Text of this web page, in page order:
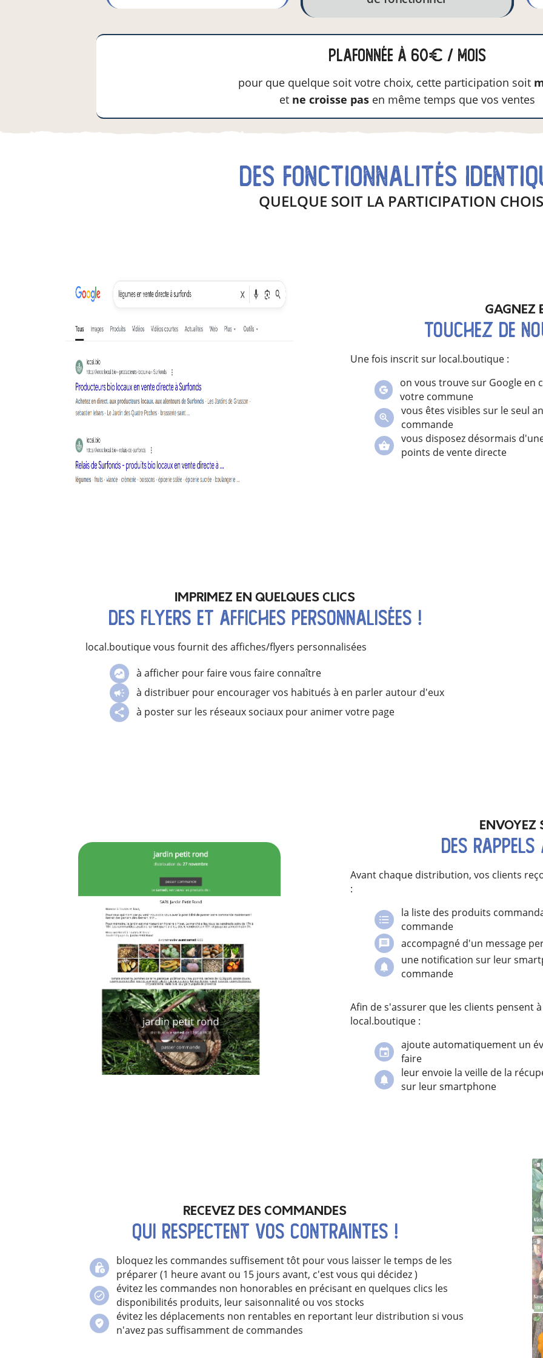
plafonnée à 60€ / mois
pour que quelque soit votre choix, cette participation soit
et ne croisse pas en même temps que vos ventes
des fonctionnalités
QUELQUE SOIT LA PARTICIPATION
GAGNEZ
touchez de
Une fois inscrit sur local.boutique :
on vous trouve sur Google
votre commune
vous êtes visibles sur le seul
commande
vous disposez désormais
points de vente directe
IMPRIMEZ EN QUELQUES CLICS
des flyers et affiches personnalisées !
local.boutique vous fournit des affiches/flyers personnalisées
à afficher pour faire vous faire connaître
à distribuer pour encourager vos habitués à en parler autour d'eux
à poster sur les réseaux sociaux pour animer votre page
ENVOYEZ
des
Avant chaque distribution, vos clients
:
la liste des produits
commande
accompagné d'un message
une notification sur leur
commande
Afin de s'assurer que les clients pensent
local.boutique :
ajoute automatiquement un
faire
leur envoie la veille de la
sur leur smartphone
RECEVEZ DES COMMANDES
qui respectent vos contraintes !
bloquez les commandes suffisement tôt pourvous laisser le temps de les
préparer (1 heure avant ou 15 jours avant, c'estvous qui décidez)
évitez les commandes non honorables en précisant en quelques clics les
disponibilités produits, leur saisonnalité ou vos stocks
évitez les déplacements non rentables en reportant leur distribution si vous
n'avez pas suffisamment de commandes